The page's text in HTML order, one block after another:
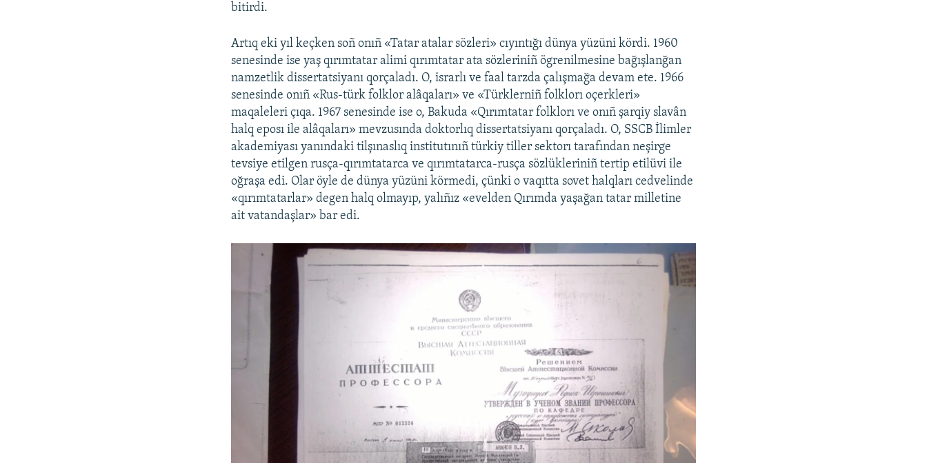
bitirdi.
Artıq eki yıl keçken soñ onıñ «Tatar atalar sözleri» cıyıntığı dünya yüzüni kördi. 1960
senesinde ise yaş qırımtatar alimi qırımtatar ata sözleriniñ ögrenilmesine bağışlanğan
namzetlik dissertatsiyanı qorçaladı. O, israrlı ve faal tarzda çalışmağa devam ete. 1966
senesinde onıñ «Rus-türk folklor alâqaları» ve «Türklerniñ folklorı oçerkleri»
maqaleleri çıqa. 1967 senesinde ise o, Bakuda «Qırımtatar folklorı ve onıñ şarqiy slavân
halq eposı ile alâqaları» mevzusında doktorlıq dissertatsiyanı qorçaladı. O, SSCB İlimler
akademiyası yanındaki tilşınaslıq institutınıñ türkiy tiller sektorı tarafından neşirge
tevsiye etilgen rusça-qırımtatarca ve qırımtatarca-rusça sözlükleriniñ tertip etilüvi ile
oğraşa edi. Olar öyle de dünya yüzüni körmedi, çünki o vaqıtta sovet halqları cedvelinde
«qırımtatarlar» degen halq olmayıp, yalıñız «evelden Qırımda yaşağan tatar milletine
ait vatandaşlar» bar edi.